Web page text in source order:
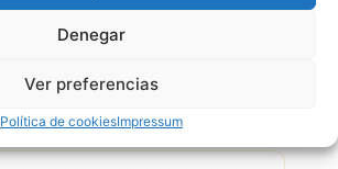
Denegar
Ver preferencias
Política de cookiesImpressum
SPORT GECO